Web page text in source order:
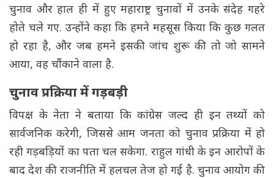
चुनाव और हाल ही में हुए महाराष्ट्र चुनावों में उनके संदेह गहरे
होते चले गए. उन्होंने कहा कि हमने महसूस किया कि कुछ गलत
हो रहा है, और जब हमने इसकी जांच शुरू की तो जो सामने
आया, वह चौंकाने वाला है.
चुनाव प्रक्रिया में गड़बड़ी
विपक्ष के नेता ने बताया कि कांग्रेस जल्द ही इन तथ्यों को
सार्वजनिक करेगी, जिससे आम जनता को चुनाव प्रक्रिया में हो
रही गड़बड़ियों का पता चल सकेगा. राहुल गांधी के इन आरोपों के
बाद देश की राजनीति में हलचल तेज हो गई है. चुनाव आयोग की